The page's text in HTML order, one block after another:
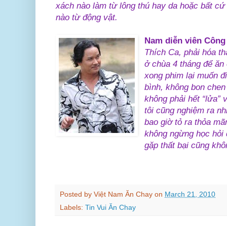
xách nào làm từ lông thú hay da hoặc bất cứ
nào từ động vật.
Nam diễn viên
Thích Ca, phải hóa
ở chùa 4 tháng để
xong phim lại muốn
bình, không bon
không phải hết “lửa”
tôi cũng nghiệm ra
bao giờ tỏ ra thỏa
không ngừng học hỏi
gặp thất bại cũng
Posted by Việt Nam Ăn Chay on March 21, 2010
Labels: Tin Vui Ăn Chay